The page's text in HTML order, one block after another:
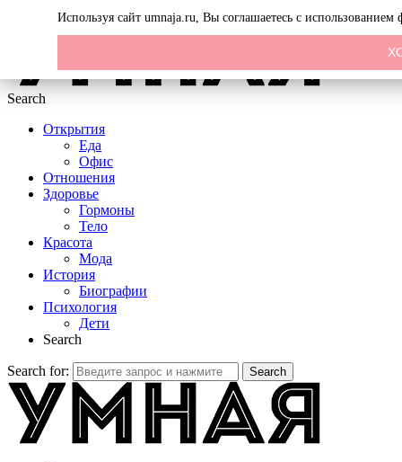
Search
Открытия
Еда
Офис
Отношения
Здоровье
Гормоны
Тело
Красота
Мода
История
Биографии
Психология
Дети
Search
Search for: Search
Используя сайт umnaja.ru, Вы соглашаетесь с использованием